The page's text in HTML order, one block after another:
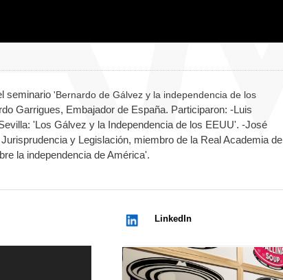
seminario 'Bernardo de Gálvez y la independencia de los
Garrigues, Embajador de España. Participaron: -Luis
'Los Gálvez y la Independencia de los EEUU'. -José
y Legislación, miembro de la Real Academia de
la independencia de América'.
LinkedIn